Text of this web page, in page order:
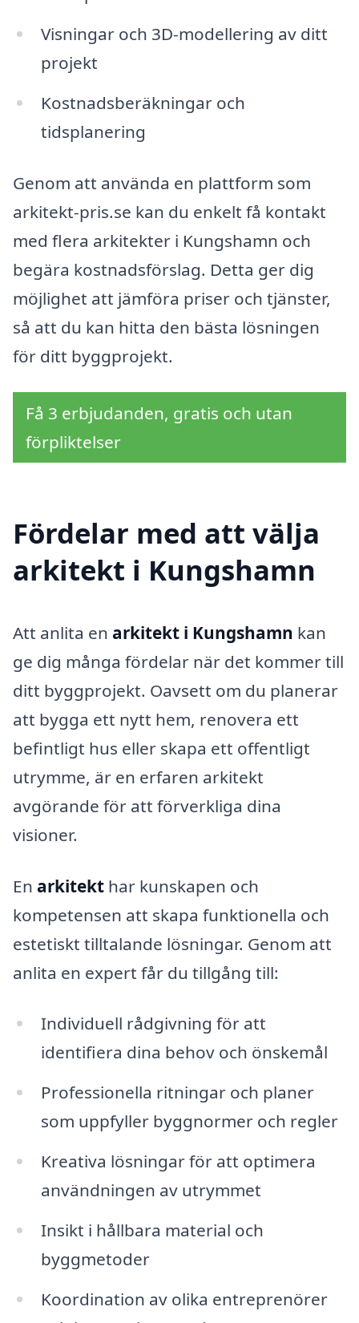
Visningar och 3D-modellering av ditt
projekt
Kostnadsberäkningar och
tidsplanering
Genom att använda en plattform som
arkitekt-pris.se kan du enkelt få kontakt
med flera arkitekter i Kungshamn och
begära kostnadsförslag. Detta ger dig
möjlighet att jämföra priser och tjänster,
så att du kan hitta den bästa lösningen
för ditt byggprojekt.
Få 3 erbjudanden, gratis och utan
förpliktelser
Fördelar med att välja
arkitekt i Kungshamn
Att anlita en arkitekt i Kungshamn kan
ge dig många fördelar när det kommer till
ditt byggprojekt. Oavsett om du planerar
att bygga ett nytt hem, renovera ett
befintligt hus eller skapa ett offentligt
utrymme, är en erfaren arkitekt
avgörande för att förverkliga dina
visioner.
En arkitekt har kunskapen och
kompetensen att skapa funktionella och
estetiskt tilltalande lösningar. Genom att
anlita en expert får du tillgång till:
Individuell rådgivning för att
identifiera dina behov och önskemål
Professionella ritningar och planer
som uppfyller byggnormer och regler
Kreativa lösningar för att optimera
användningen av utrymmet
Insikt i hållbara material och
byggmetoder
Koordination av olika entreprenörer